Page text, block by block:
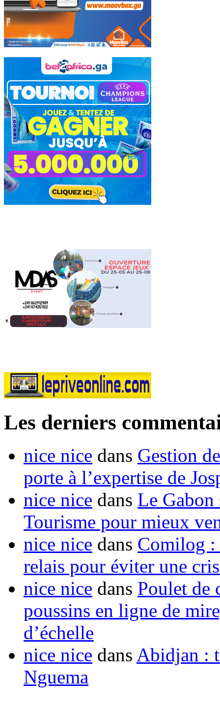
Les derniers
nice nice dans Gestion
porte à l’expertise de
nice nice dans Le Gabon
Tourisme pour mieux
nice nice dans Comilog :
relais pour éviter une
nice nice dans Poulet de
poussins en ligne de
d’échelle
nice nice dans Abidjan :
Nguema